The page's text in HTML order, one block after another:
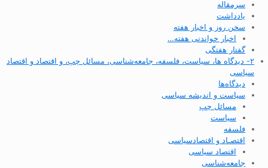
سرمقاله
یادداشت
سخن روز و اخبار هفته
اخبار خواندنی هفته…
گفتار هفتگی
۲- دیدگاه ها، سیاست، فلسفه، جامعه‌شناسی، مسائل چپ، و اقتصاد و اقتصاد
سیاسی
دیدگاه‌ها
سیاست و اندیشه سیاسی
مسائل چپ
سیاست
فلسفه
اقتصـاد و اقتصاد‌سیاسی
اقتصاد سیاسی
جامعه‌شناسی